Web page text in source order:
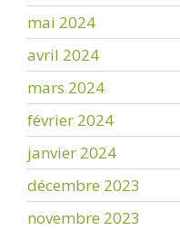
mai 2024
avril 2024
mars 2024
février 2024
janvier 2024
décembre 2023
novembre 2023